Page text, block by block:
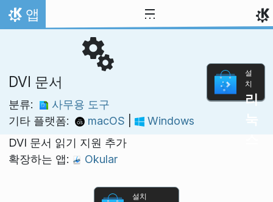
내용으로 이동
홈
앱
DVI 문서
분류:
사무용 도구
기타 플랫폼:
macOS Windows
설
치
리
DVI 문서 읽기 지원 추가
확장하는 앱:
Okular
설치